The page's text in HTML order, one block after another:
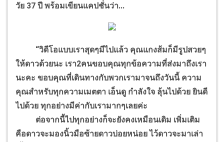
วัย 37 ปี พร้อมเขียนแคปชั่นว่า...
“วิดีโอแบบเราสุดๆมีไปแล้ว คุณแกงส้มก็มีรูปสวยๆ
ให้ดาวด้วยนะ เรา2คนขอบคุณทุกข้อความที่ส่งมาถึงเรา
นะคะ ขอบคุณที่เดินทางกับพวกเรามาจนถึงวันนี้ ความ
คุณสำหรับทุกความเมตตา เอ็นดู กำลังใจ ลุ้นไปด้วย ยินดี
ไปด้วย ทุกอย่างมีค่ากับเรามากๆเลยค่ะ
ต่อจากนี้ไปทุกอย่างก็จะยังคงเหมือนเดิม เพิ่มเติม
คือดาวจะมองนิ้วมือซ้ายดาวบ่อยหน่อย ไว้ดาวจะมาเล่า